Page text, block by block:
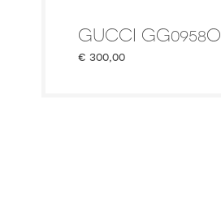
GUCCI GG0958O
€ 300,00